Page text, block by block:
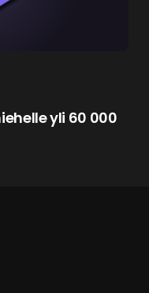
yli 60 000